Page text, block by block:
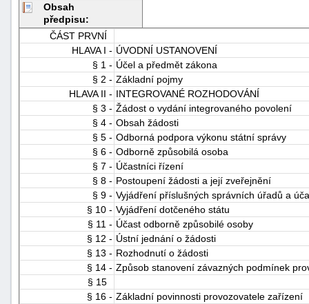
Obsah
předpisu:
ČÁST PRVNÍ
HLAVA I - ÚVODNÍ USTANOVENÍ
§ 1 - Účel a předmět zákona
§ 2 - Základní pojmy
HLAVA II - INTEGROVANÉ ROZHODOVÁNÍ
§ 3 - Žádost o vydání integrovaného povolení
§ 4 - Obsah žádosti
§ 5 - Odborná podpora výkonu státní správy
§ 6 - Odborně způsobilá osoba
§ 7 - Účastníci řízení
§ 8 - Postoupení žádosti a její zveřejnění
§ 9 - Vyjádření příslušných správních úřadů a
§ 10 - Vyjádření dotčeného státu
§ 11 - Účast odborně způsobilé osoby
§ 12 - Ústní jednání o žádosti
§ 13 - Rozhodnutí o žádosti
§ 14 - Způsob stanovení závazných podmínek
§ 15
§ 16 - Základní povinnosti provozovatele zařízení
náhrady